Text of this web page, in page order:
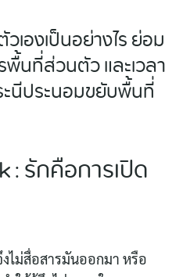
เองเป็นอย่างไร ย่อม
นที่ส่วนตัว และเวลา
ะนีประนอมขยับพื้นที่
: รักคือการเปิด
งไม่สื่อสารมันออกมา หรือ